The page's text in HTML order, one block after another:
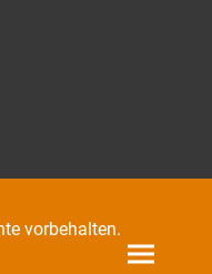
vorbehalten.